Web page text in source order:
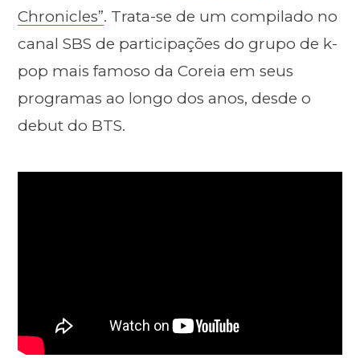
Chronicles”. Trata-se de um compilado no
canal SBS de participações do grupo de k-
pop mais famoso da Coreia em seus
programas ao longo dos anos, desde o
debut do BTS.